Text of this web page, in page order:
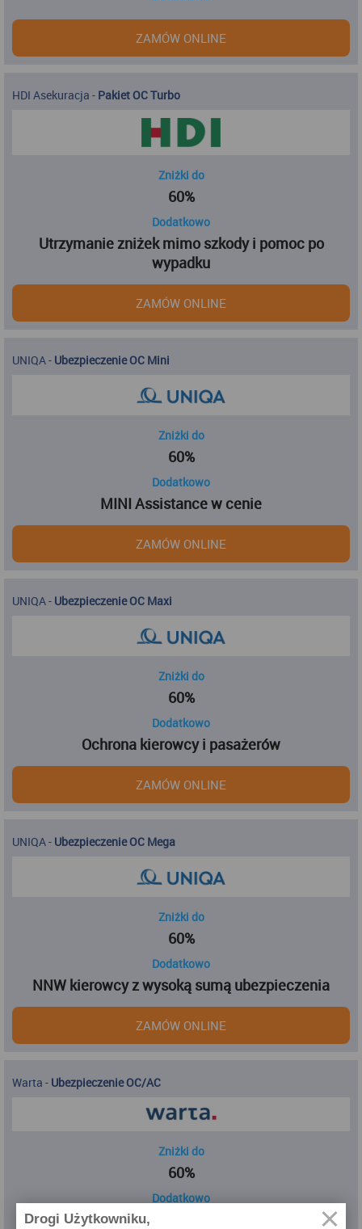
ZAMÓW ONLINE
HDI Asekuracja - Pakiet OC Turbo
Zniżki do
60%
Dodatkowo
Utrzymanie zniżek mimo szkody i pomoc po
wypadku
ZAMÓW ONLINE
UNIQA- Ubezpieczenie OC Mini
Zniżki do
60%
Dodatkowo
MINI Assistance w cenie
ZAMÓW ONLINE
UNIQA- Ubezpieczenie OC Maxi
Zniżki do
60%
Dodatkowo
Ochrona kierowcy i pasażerów
ZAMÓW ONLINE
UNIQA- Ubezpieczenie OC Mega
Zniżki do
60%
Dodatkowo
NNW kierowcy z wysoką sumą ubezpieczenia
ZAMÓW ONLINE
Warta - Ubezpieczenie OC/AC
Zniżki do
60%
Dodatkowo
OC Szybka Wypłata
Drogi Użytkowniku,